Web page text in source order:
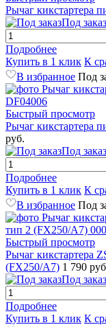
Рычаг кикстартера
Под заказ
Подробнее
Купить в 1 клик К
В избранное Под
Быстрый просмотр
Рычаг кикстартера
руб.
Под заказ
Подробнее
Купить в 1 клик К
В избранное Под
Быстрый просмотр
Рычаг кикстартера
(FX250/A7) 1 790
Под заказ
Подробнее
Купить в 1 клик К